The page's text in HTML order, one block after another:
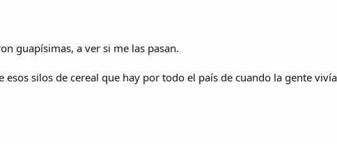
guapísimas, a ver si me las pasan.
esos silos de cereal que hay por todo el país de cuando la gente